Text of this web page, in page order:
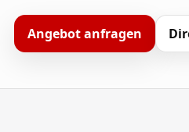
Angebot anfragen